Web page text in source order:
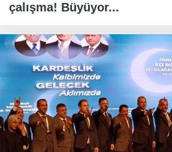
çalışma! Büyüyor...